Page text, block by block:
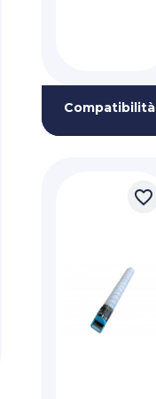
Compatibilità
favorite_border